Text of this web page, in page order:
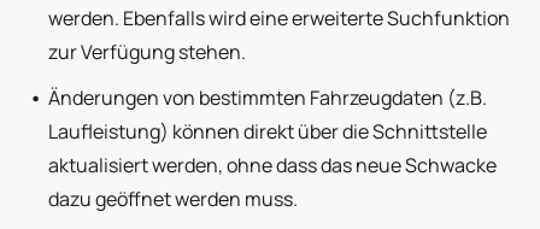
werden. Ebenfalls wird eine erweiterte Suchfunktion
zur Verfügung stehen.
Änderungen von bestimmten Fahrzeugdaten (z.B.
Laufleistung) können direkt über die Schnittstelle
aktualisiert werden, ohne dass das neue Schwacke
dazu geöffnet werden muss.